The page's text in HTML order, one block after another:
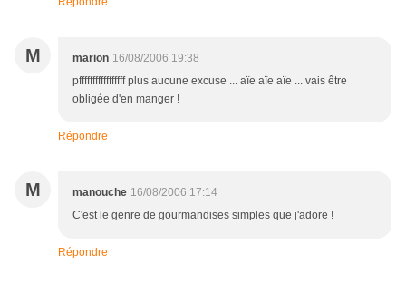
M marion 16/08/2006 19:38
pfffffffffffffffff plus aucune excuse ... aïe aïe aïe ... vais être
obligée d'en manger !
Répondre
M manouche 16/08/2006 17:14
C'est le genre de gourmandises simples que j'adore !
Répondre